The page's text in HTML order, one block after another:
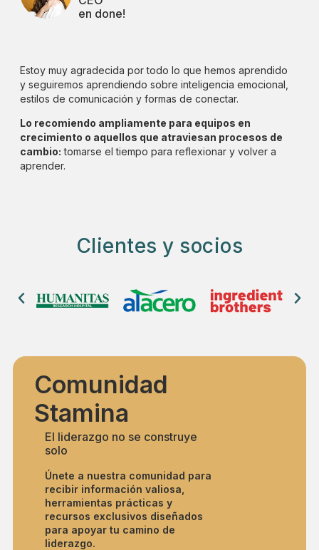
en done!
Estoy muy agradecida por todo lo que hemos aprendido
y seguiremos aprendiendo sobre inteligencia emocional,
estilos de comunicación y formas de conectar.
Lo recomiendo ampliamente para equipos en
crecimiento o aquellos que atraviesan procesos de
cambio: tomarse el tiempo para reflexionar y volver a
aprender.
Clientes y socios
Comunidad
Stamina
El liderazgo no se construye
solo
Únete a nuestra comunidad para
recibir información valiosa,
herramientas prácticas y
recursos exclusivos diseñados
para apoyar tu camino de
liderazgo.